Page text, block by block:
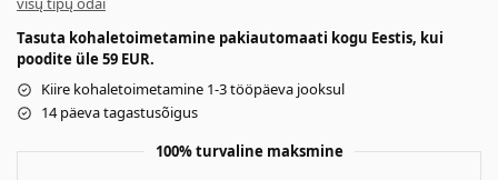
Tasuta kohaletoimetamine pakiautomaati kogu Eestis, kui
poodite üle 59 EUR.
Kiire kohaletoimetamine 1-3 tööpäeva jooksul
14 päeva tagastusõigus
100% turvaline maksmine